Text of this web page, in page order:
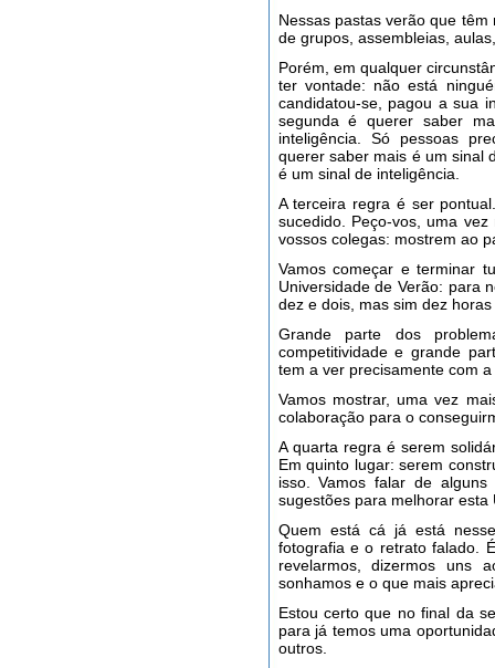
Nessas pastas verão que
de grupos, assembleias,
Porém, em qualquer
ter vontade: não está
candidatou-se, pagou a sua
segunda é querer saber
inteligência. Só pessoas
querer saber mais é um sinal
é um sinal de inteligência.
A terceira regra é ser
sucedido. Peço-vos, uma
vossos colegas: mostrem ao
Vamos começar e terminar
Universidade de Verão: para
dez e dois, mas sim dez
Grande parte dos
competitividade e grande
tem a ver precisamente com
Vamos mostrar, uma vez
colaboração para o
A quarta regra é serem
Em quinto lugar: serem
isso. Vamos falar de
sugestões para melhorar esta
Quem está cá já está
fotografia e o retrato falado.
revelarmos, dizermos uns
sonhamos e o que mais
Estou certo que no final da
para já temos uma
outros.